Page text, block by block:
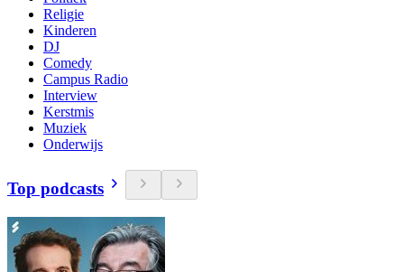
Religie
Kinderen
DJ
Comedy
Campus Radio
Interview
Kerstmis
Muziek
Onderwijs
Top podcasts